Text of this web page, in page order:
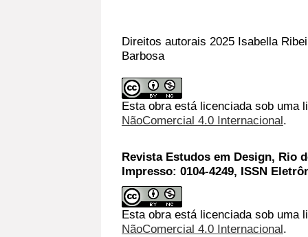
Direitos autorais 2025 Isabella
Barbosa
Esta obra está licenciada sob uma
NãoComercial 4.0 Internacional.
Revista Estudos em Design, Rio
Impresso: 0104-4249, ISSN
Esta obra está licenciada sob uma
NãoComercial 4.0 Internacional.